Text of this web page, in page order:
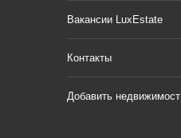
Вакансии LuxEstate
Контакты
Добавить